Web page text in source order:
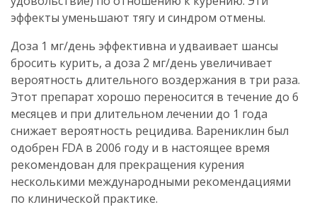
эффекты уменьшают тягу и синдром отмены.
Доза 1 мг/день эффективна и удваивает шансы
бросить курить, а доза 2 мг/день увеличивает
вероятность длительного воздержания в три раза.
Этот препарат хорошо переносится в течение до 6
месяцев и при длительном лечении до 1 года
снижает вероятность рецидива. Варениклин был
одобрен FDA в 2006 году и в настоящее время
рекомендован для прекращения курения
несколькими международными рекомендациями
по клинической практике.